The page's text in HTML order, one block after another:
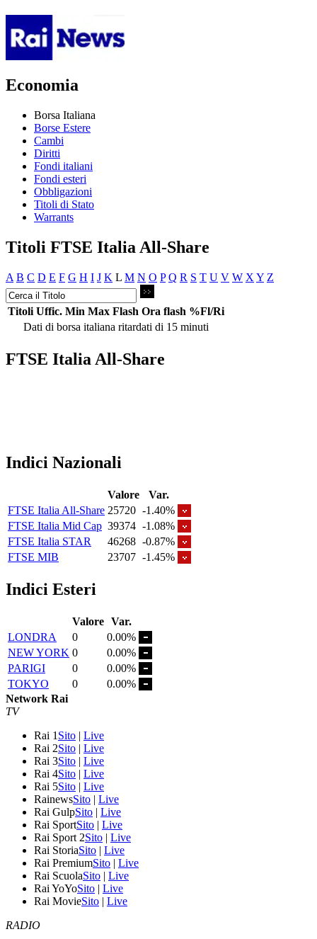
Economia
Borsa Italiana
Borse Estere
Cambi
Diritti
Fondi italiani
Fondi esteri
Obbligazioni
Titoli di Stato
Warrants
Titoli FTSE Italia All-Share
A B C D E F G H I J K L M N O P Q R S T U V W X Y Z
Titoli Uffic. Min Max Flash Ora flash %Fl/Ri
Dati di borsa italiana ritardati di 15 minuti
FTSE Italia All-Share
Indici Nazionali
Valore
Var.
FTSE Italia All-Share 25720 -1.40%
FTSE Italia Mid Cap 39374 -1.08%
FTSE Italia STAR
46268 -0.87%
FTSE MIB
23707 -1.45%
Indici Esteri
Valore Var.
LONDRA
0
0.00%
NEW YORK 0
0.00%
PARIGI
0
0.00%
TOKYO
0
0.00%
Network Rai
TV
Rai 1 Sito | Live
Rai 2Sito | Live
Rai 3Sito | Live
Rai 4Sito | Live
Rai 5Sito | Live
RainewsSito | Live
Rai GulpSito | Live
Rai SportSito | Live
Rai Sport 2Sito | Live
Rai StoriaSito | Live
Rai PremiumSito | Live
Rai ScuolaSito | Live
Rai YoYoSito | Live
Rai MovieSito | Live
RADIO